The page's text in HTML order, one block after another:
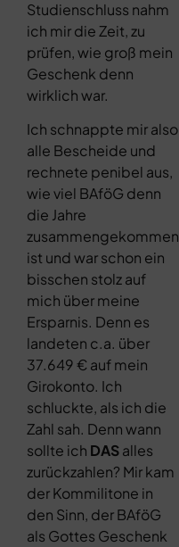
Studienschluss nahm
ich mir die Zeit, zu
prüfen, wie groß mein
Geschenk denn
wirklich war.
Ich schnappte mir also
alle Bescheide und
rechnete penibel aus,
wie viel BAföG denn
die Jahre
zusammengekommen
ist und war schon ein
bisschen stolz auf
mich über meine
Ersparnis. Denn es
landeten c.a. über
37.649 € auf mein
Girokonto. Ich
schluckte, als ich die
Zahl sah. Denn wann
sollte ich DASalles
zurückzahlen? Mir kam
der Kommilitone in
den Sinn, der BAföG
als Gottes Geschenk